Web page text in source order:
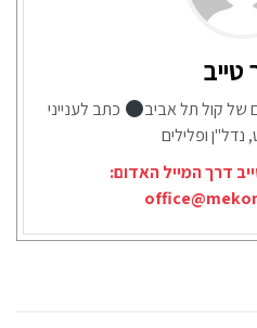
טייב
של קול תל אביב
כתב לענייני
ופלילים
דרך המייל האדום: